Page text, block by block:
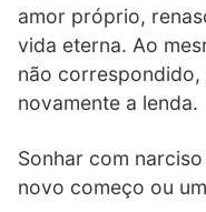
amor próprio,
vida eterna. Ao
não correspondido,
novamente a lenda.
Sonhar com
novo começo ou